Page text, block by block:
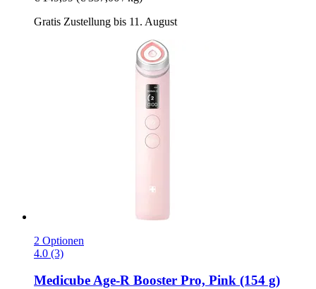
Gratis Zustellung bis 11. August
2 Optionen
4.0 (3)
MedicubeAge-​R Booster Pro, Pink (154 g)